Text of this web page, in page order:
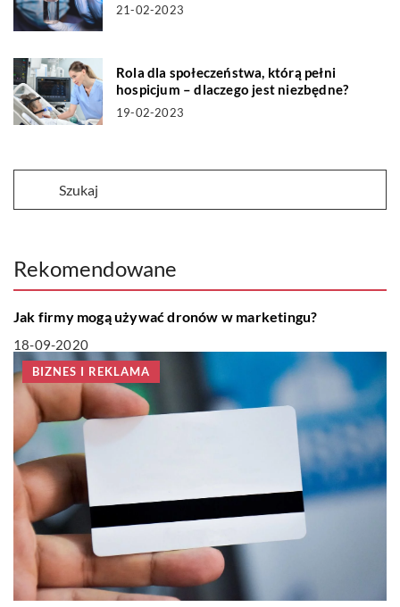
21-02-2023
Rola dla społeczeństwa, którą pełni
hospicjum – dlaczego jest niezbędne?
19-02-2023
Rekomendowane
BIZNES I REKLAMA
Jak firmy mogą używać dronów w marketingu?
18-09-2020
BIZNES I REKLAMA